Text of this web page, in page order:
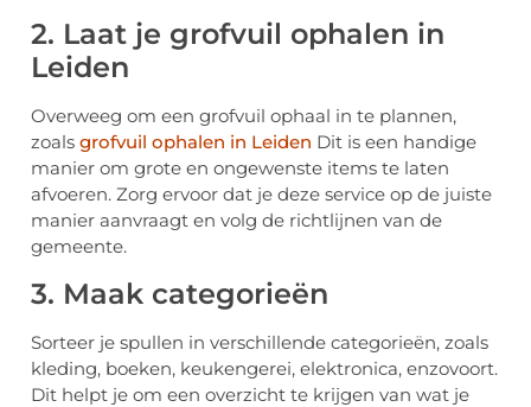
2. Laat je grofvuil ophalen in
Leiden
Overweeg om een grofvuil ophaal in te plannen,
zoals grofvuil ophalen in Leiden Dit is een handige
manier om grote en ongewenste items te laten
afvoeren. Zorg ervoor dat je deze service op de juiste
manier aanvraagt en volg de richtlijnen van de
gemeente.
3. Maak categorieën
Sorteer je spullen in verschillende categorieën, zoals
kleding, boeken, keukengerei, elektronica, enzovoort.
Dit helpt je om een overzicht te krijgen van wat je